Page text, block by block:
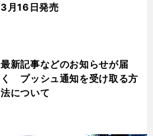
3月16日発売
最新記事などのお知らせが届
く プッシュ通知を受け取る方
法について